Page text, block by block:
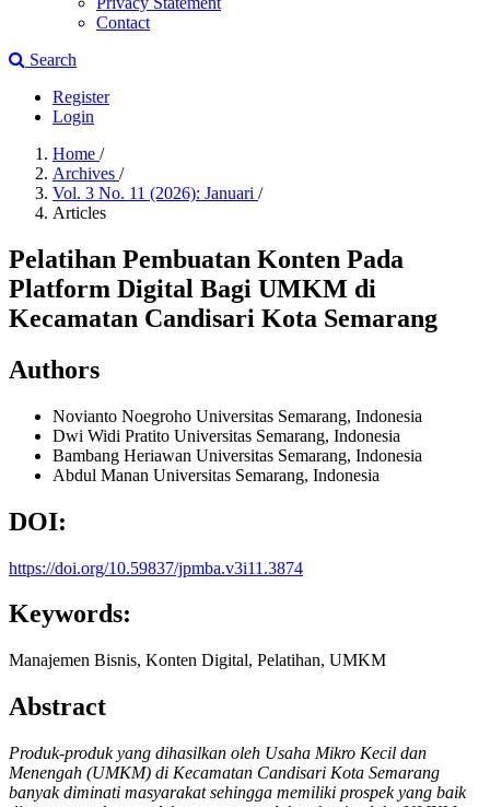
Contact
Search
Register
Login
Home /
Archives /
Vol. 3 No. 11 (2026): Januari /
Articles
Pelatihan Pembuatan Konten Pada
Platform Digital Bagi UMKM di
Kecamatan Candisari Kota Semarang
Authors
Novianto Noegroho Universitas Semarang, Indonesia
Dwi Widi Pratito Universitas Semarang, Indonesia
Bambang Heriawan Universitas Semarang, Indonesia
Abdul Manan Universitas Semarang, Indonesia
DOI:
https://doi.org/10.59837/jpmba.v3i11.3874
Keywords:
Manajemen Bisnis, Konten Digital, Pelatihan, UMKM
Abstract
Produk-produk yang dihasilkan oleh Usaha Mikro Kecil dan
Menengah (UMKM) di Kecamatan Candisari Kota Semarang
banyak diminati masyarakat sehingga memiliki prospek yang baik